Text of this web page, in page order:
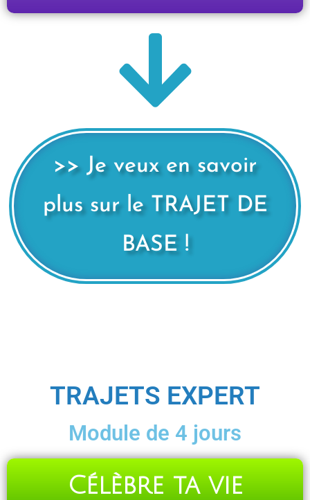
>> Je veux en savoir
plus sur le TRAJET DE
BASE !
TRAJETS EXPERT
Module de 4 jours
Célèbre ta vie